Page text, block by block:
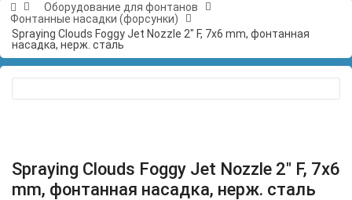
Оборудование для фонтанов
Фонтанные насадки (форсунки)
Spraying Clouds Foggy Jet Nozzle 2" F, 7x6 mm, фонтанная
насадка, нерж. сталь
Spraying Clouds Foggy Jet Nozzle 2" F, 7x6
mm, фонтанная насадка, нерж. сталь